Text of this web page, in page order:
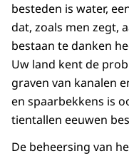
besteden is water,
dat, zoals men zegt,
bestaan te danken
Uw land kent de
graven van kanalen
en spaarbekkens is
tientallen eeuwen
De beheersing van